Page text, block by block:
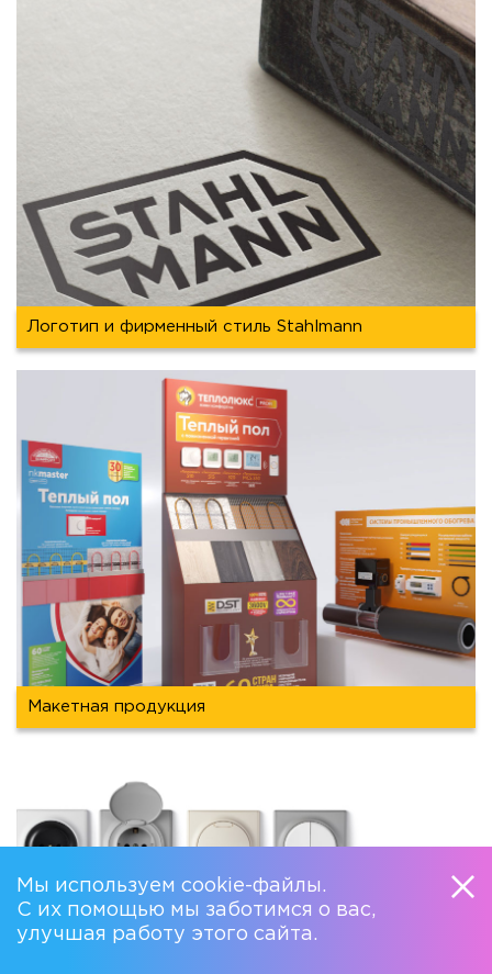
Логотип и фирменный стиль Stahlmann
Макетная продукция
Мы используем cookie-файлы.
С их помощью мы заботимся о вас,
улучшая работу этого сайта.